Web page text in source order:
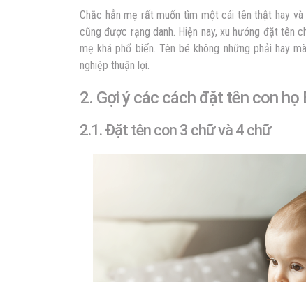
Chắc hẳn mẹ rất muốn tìm một cái tên thật hay
cũng được rạng danh. Hiện nay, xu hướng đặt tên
mẹ khá phổ biến. Tên bé không những phải hay
nghiệp thuận lợi.
2. Gợi ý các cách đặt tên con họ
2.1. Đặt tên con 3 chữ và 4 chữ